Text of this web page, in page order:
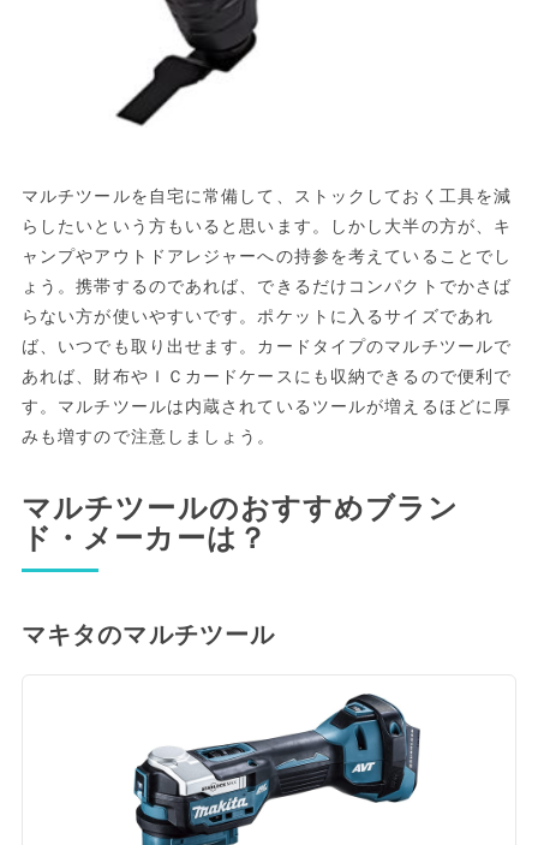
マルチツールを自宅に常備して、ストックしておく工具を減
らしたいという方もいると思います。しかし大半の方が、キ
ャンプやアウトドアレジャーへの持参を考えていることでし
ょう。携帯するのであれば、できるだけコンパクトでかさば
らない方が使いやすいです。ポケットに入るサイズであれ
ば、いつでも取り出せます。カードタイプのマルチツールで
あれば、財布やＩＣカードケースにも収納できるので便利で
す。マルチツールは内蔵されているツールが増えるほどに厚
みも増すので注意しましょう。
マルチツールのおすすめブラン
ド・メーカーは？
マキタのマルチツール